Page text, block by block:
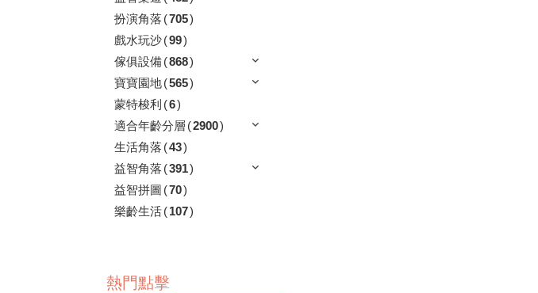
扮演角落 (705)
戲水玩沙(99)
傢俱設備(868)
寶寶園地(565)
蒙特梭利 (6)
適合年齡分層 (2900)
生活角落 (43)
益智角落 (391)
益智拼圖 (70)
樂齡生活(107)
熱門點擊